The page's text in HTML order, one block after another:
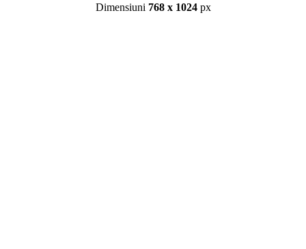
Dimensiuni 768 x 1024px